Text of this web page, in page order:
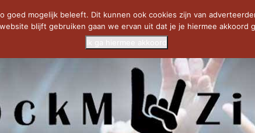
PRIDE OF LIONS – U... SAVATAGE KOMT TERUG IN 0...
goed mogelijk beleeft. Dit kunnen ook cookies zijn van
blijft gebruiken gaan we ervan uit dat je je hiermee akkoord
Ik ga hiermee akkoord